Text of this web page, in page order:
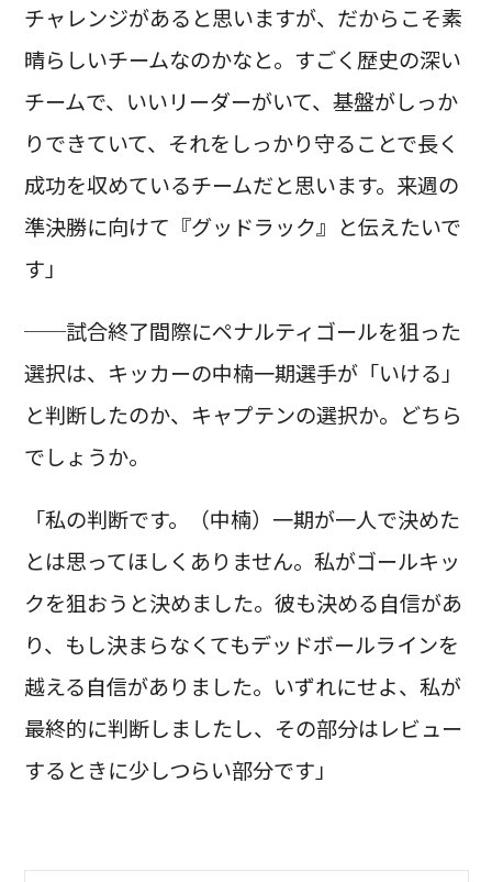
チャレンジがあると思いますが、だからこそ素
晴らしいチームなのかなと。すごく歴史の深い
チームで、いいリーダーがいて、基盤がしっか
りできていて、それをしっかり守ることで長く
成功を収めているチームだと思います。来週の
準決勝に向けて『グッドラック』と伝えたいで
す」
──試合終了間際にペナルティゴールを狙った
選択は、キッカーの中楠一期選手が「いける」
と判断したのか、キャプテンの選択か。どちら
でしょうか。
「私の判断です。（中楠）一期が一人で決めた
とは思ってほしくありません。私がゴールキッ
クを狙おうと決めました。彼も決める自信があ
り、もし決まらなくてもデッドボールラインを
越える自信がありました。いずれにせよ、私が
最終的に判断しましたし、その部分はレビュー
するときに少しつらい部分です」